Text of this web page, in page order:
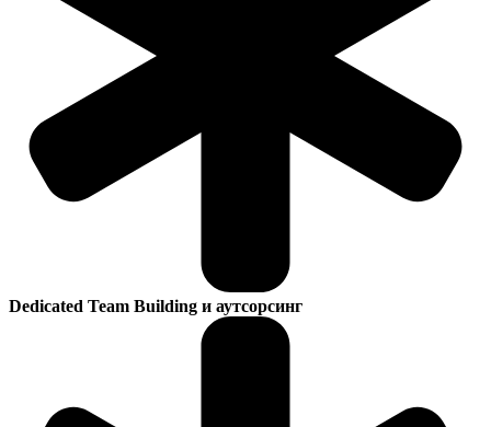
Dedicated Team Building и аутсорсинг